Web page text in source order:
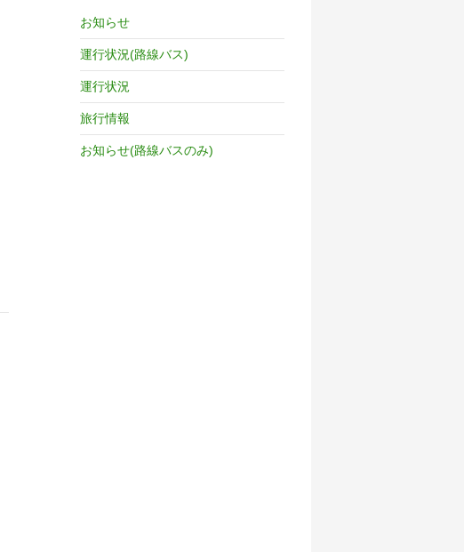
お知らせ
運行状況(路線バス)
運行状況
旅行情報
お知らせ(路線バスのみ)